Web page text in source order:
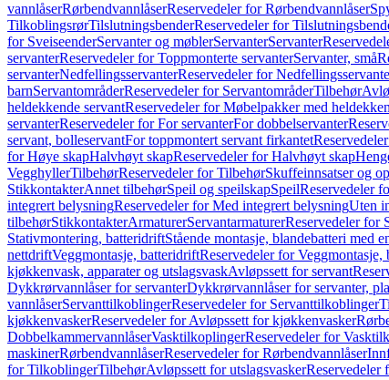
vannlåserRørbendvannlåserReservedeler for Rørbendvannlåser
TilkoblingsrørTilslutningsbenderReservedeler for
for SveiseenderServanter og møblerServanterServanter
servanterReservedeler for Toppmonterte servanterServanter, små
servanterNedfellingsservanterReservedeler for
barnServantområderReservedeler for ServantområderTilbehør
heldekkende servantReservedeler for Møbelpakker med
servanterReservedeler for For servanterFor dobbelservanter
servant, bolleservantFor toppmontert servant firkantet
for Høye skapHalvhøyt skapReservedeler for Halvhøyt skap
VegghyllerTilbehørReservedeler for TilbehørSkuffeinnsatser og
StikkontakterAnnet tilbehørSpeil og speilskapSpeilReservedeler
integrert belysningReservedeler for Med integrert belysningUten
tilbehørStikkontakterArmaturerServantarmaturerReservedeler for
Stativmontering, batteridriftStående montasje, blandebatteri med
nettdriftVeggmontasje, batteridriftReservedeler for Veggmontasje,
kjøkkenvask, apparater og utslagsvaskAvløpssett for servant
Dykkrørvannlåser for servanterDykkrørvannlåser for servanter,
vannlåserServanttilkoblingerReservedeler for Servanttilkoblinger
kjøkkenvaskerReservedeler for Avløpssett for kjøkkenvasker
DobbelkammervannlåserVasktilkoplingerReservedeler for
maskinerRørbendvannlåserReservedeler for Rørbendvannlåser
for TilkoblingerTilbehørAvløpssett for utslagsvaskerReservedeler